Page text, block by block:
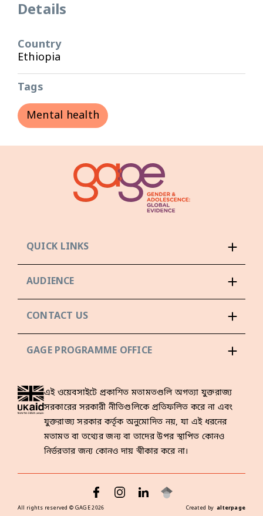
Details
Country
Ethiopia
Tags
Mental health
QUICK LINKS
AUDIENCE
CONTACT US
GAGE PROGRAMME OFFICE
এই ওয়েবসাইটে প্রকাশিত মতামতগুলি অগত্যা যুক্তরাজ্য
সরকারের সরকারী নীতিগুলিকে প্রতিফলিত করে না এবং
যুক্তরাজ্য সরকার কর্তৃক অনুমোদিত নয়, যা এই ধরনের
মতামত বা তথ্যের জন্য বা তাদের উপর স্থাপিত কোনও
নির্ভরতার জন্য কোনও দায় স্বীকার করে না।
All rights reserved © GAGE2026 Created byalterpage